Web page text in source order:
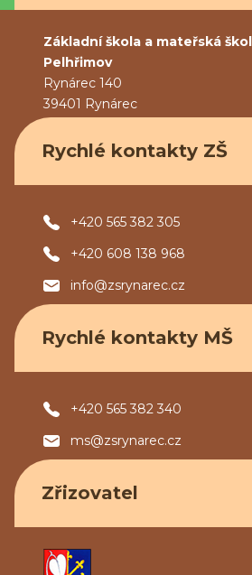
Základní škola a mateřská
Pelhřimov
Rynárec 140
39401 Rynárec
Rychlé kontakty ZŠ
+420 565 382 305
+420 608 138 968
info@zsrynarec.cz
Rychlé kontakty MŠ
+420 565 382 340
ms@zsrynarec.cz
Zřizovatel